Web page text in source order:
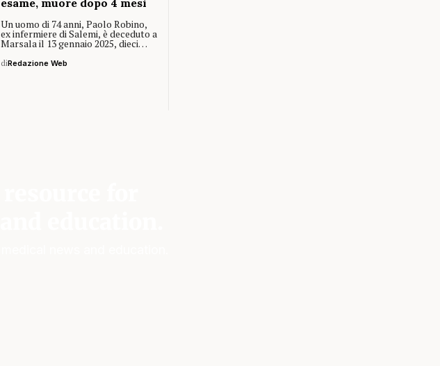
esame, muore dopo 4 mesi
Un uomo di 74 anni, Paolo Robino,
ex infermiere di Salemi, è deceduto a
Marsala il 13 gennaio 2025, dieci…
diRedazione Web